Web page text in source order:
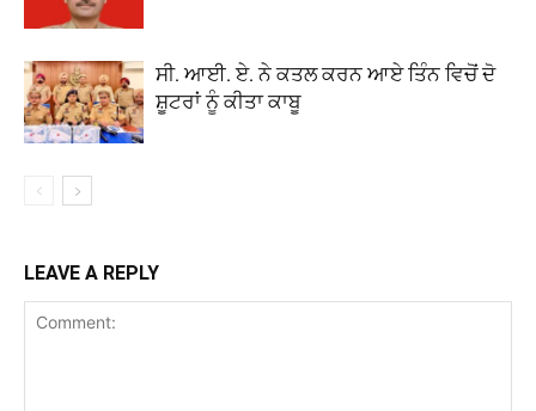
ਸੀ. ਆਈ. ਏ. ਨੇ ਕਤਲ ਕਰਨ ਆਏ ਤਿੰਨ ਵਿਚੋਂ ਦੋ
ਸ਼ੂਟਰਾਂ ਨੂੰ ਕੀਤਾ ਕਾਬੂ
LEAVE A REPLY